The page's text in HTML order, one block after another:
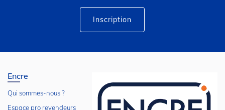
Inscription
Encre
Qui sommes-nous ?
Espace pro revendeurs